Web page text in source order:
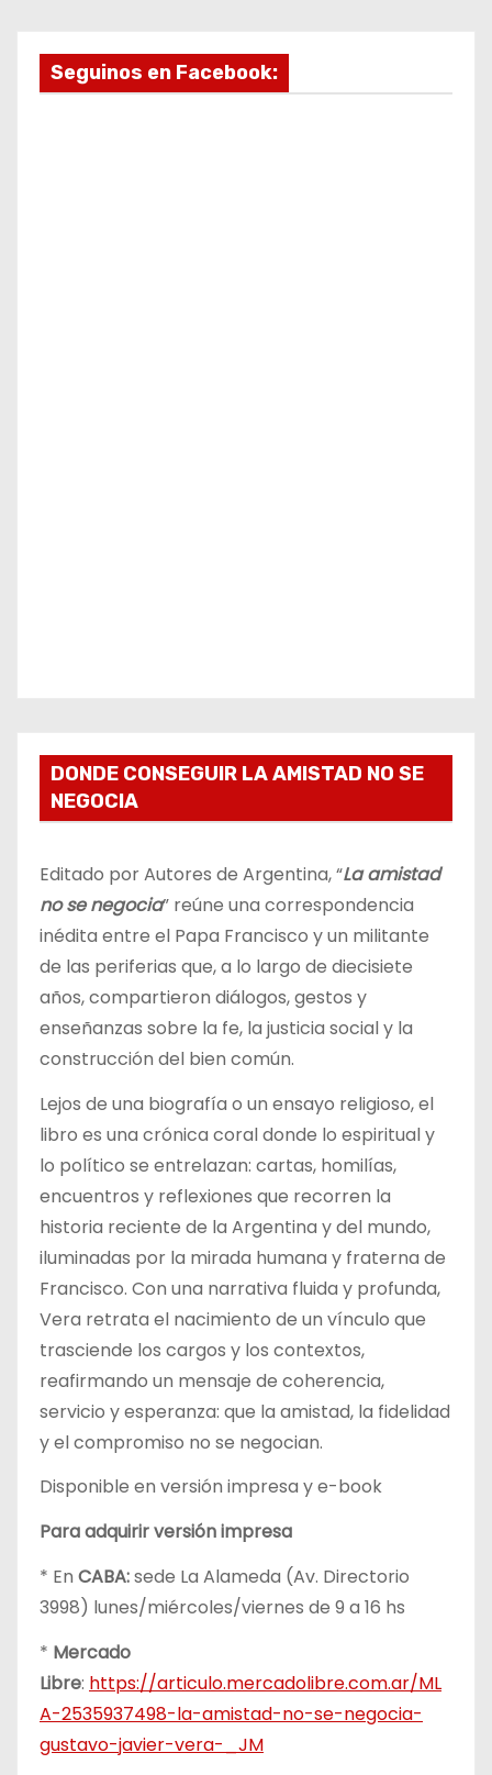
Seguinos en Facebook:
DONDE CONSEGUIR LA AMISTAD NO SE
NEGOCIA
Editado por Autores de Argentina, “La amistad
no se negocia” reúne una correspondencia
inédita entre el Papa Francisco y un militante
de las periferias que, a lo largo de diecisiete
años, compartieron diálogos, gestos y
enseñanzas sobre la fe, la justicia social y la
construcción del bien común.
Lejos de una biografía o un ensayo religioso, el
libro es una crónica coral donde lo espiritual y
lo político se entrelazan: cartas, homilías,
encuentros y reflexiones que recorren la
historia reciente de la Argentina y del mundo,
iluminadas por la mirada humana y fraterna de
Francisco. Con una narrativa fluida y profunda,
Vera retrata el nacimiento de un vínculo que
trasciende los cargos y los contextos,
reafirmando un mensaje de coherencia,
servicio y esperanza: que la amistad, la fidelidad
y el compromiso no se negocian.
Disponible en versión impresa y e-book
Para adquirir versión impresa
* En CABA:sede La Alameda (Av. Directorio
3998) lunes/miércoles/viernes de 9 a 16 hs
* Mercado
Libre: https://articulo.mercadolibre.com.ar/ML
A-2535937498-la-amistad-no-se-negocia-
gustavo-javier-vera-_JM